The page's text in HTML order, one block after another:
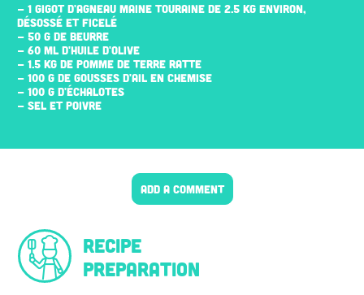
- 1 GIGOT D'AGNEAU MAINE TOURAINE DE 2.5 KG ENVIRON,
DÉSOSSÉ ET FICELÉ
- 50 G DE BEURRE
- 60 ML D'HUILE D'OLIVE
- 1.5 KG DE POMME DE TERRE RATTE
- 100 G DE GOUSSES D'AIL EN CHEMISE
- 100 G D'ÉCHALOTES
- SEL ET POIVRE
ADD A COMMENT
Recipe
preparation